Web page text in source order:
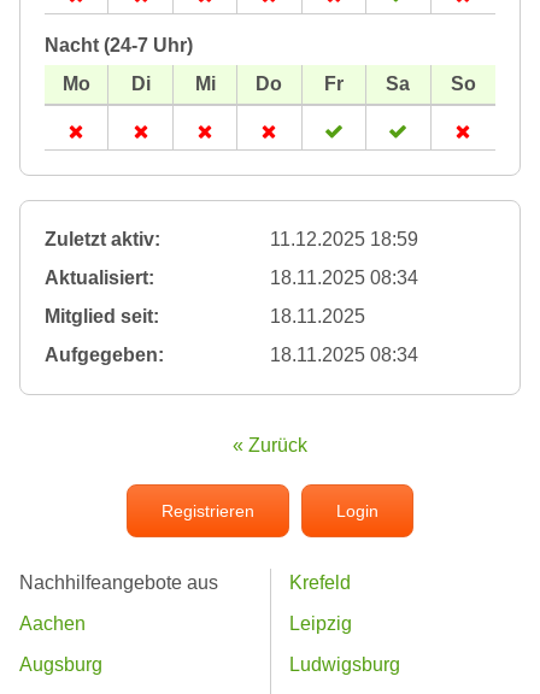
Nacht (24-7 Uhr)
Zuletzt aktiv:
11.12.2025 18:59
Aktualisiert:
18.11.2025 08:34
Mitglied seit:
18.11.2025
Aufgegeben:
18.11.2025 08:34
« Zurück
Registrieren Login
Nachhilfeangebote aus
Aachen
Augsburg
Krefeld
Leipzig
Ludwigsburg